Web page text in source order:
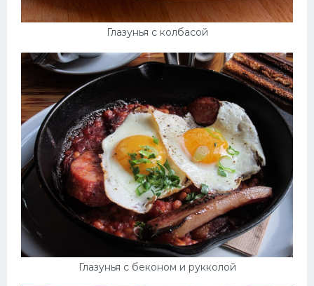
Глазунья с колбасой
Глазунья с беконом и рукколой